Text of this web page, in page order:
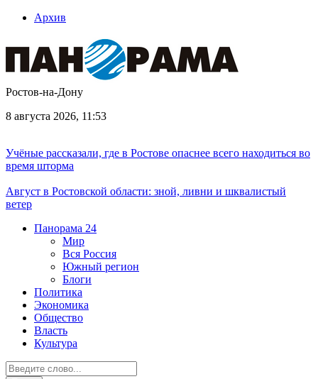
Архив
Ростов-на-Дону
8 августа 2026, 11:53
Учёные рассказали, где в Ростове опаснее всего находиться во
время шторма
Август в Ростовской области: зной, ливни и шквалистый
ветер
Панорама 24
Мир
Вся Россия
Южный регион
Блоги
Политика
Экономика
Общество
Власть
Культура